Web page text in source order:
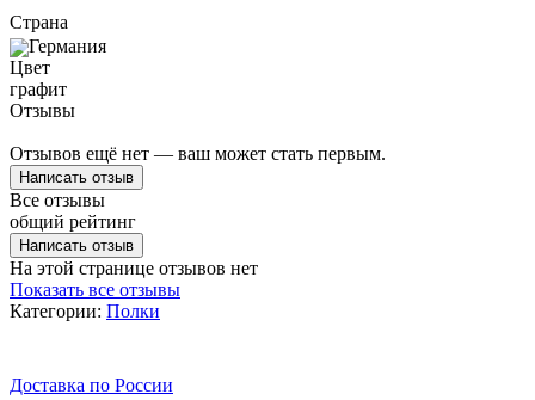
Страна
Германия
Цвет
графит
Отзывы
Отзывов ещё нет — ваш может стать первым.
Написать отзыв
Все отзывы
общий рейтинг
Написать отзыв
На этой странице отзывов нет
Показать все отзывы
Категории: Полки
Доставка по России